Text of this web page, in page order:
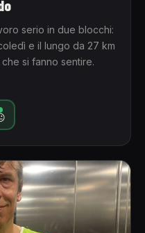
serio in due blocchi:
e il lungo da 27 km
si fanno sentire.